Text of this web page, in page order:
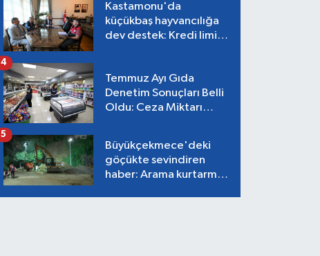
Kastamonu'da
küçükbaş hayvancılığa
dev destek: Kredi limiti
Temmuz Ayı Gıda
Denetim Sonuçları Belli
Oldu: Ceza Miktarı
4
Büyükçekmece'deki
göçükte sevindiren
haber: Arama kurtarma
5